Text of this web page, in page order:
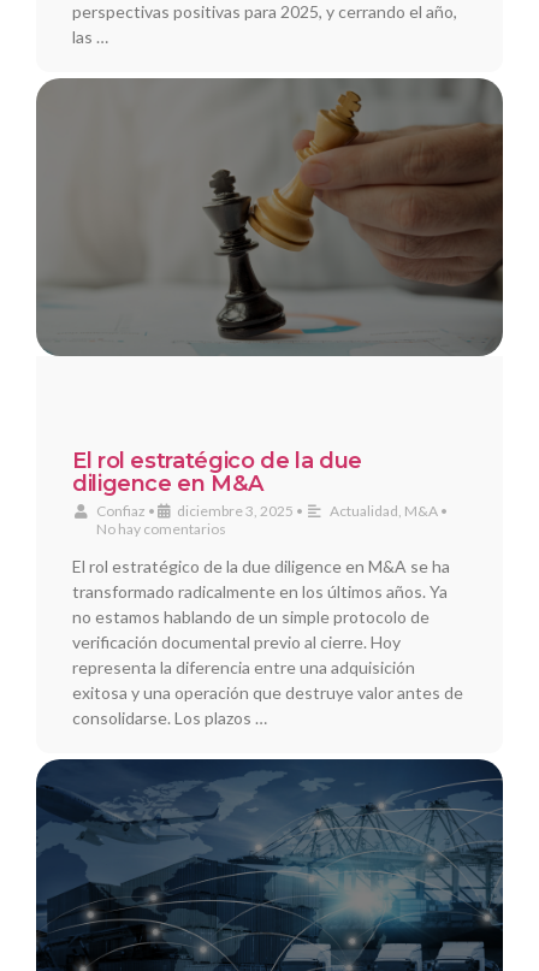
perspectivas positivas para 2025, y cerrando el año,
las …
El rol estratégico de la due
diligence en M&A
Confiaz • diciembre 3, 2025 • Actualidad, M&A •
No hay comentarios
El rol estratégico de la due diligence en M&A se ha
transformado radicalmente en los últimos años. Ya
no estamos hablando de un simple protocolo de
verificación documental previo al cierre. Hoy
representa la diferencia entre una adquisición
exitosa y una operación que destruye valor antes de
consolidarse. Los plazos …